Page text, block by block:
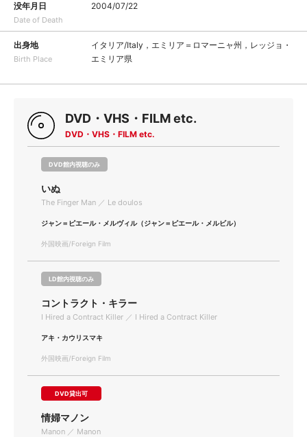
没年月日
Date of Death
2004/07/22
出身地
Birth Place
イタリア/Italy，エミリア＝ロマーニャ州，レッジョ・
エミリア県
DVD・VHS・FILM etc.
DVD・VHS・FILM etc.
DVD館内視聴のみ
いぬ
The Finger Man ／ Le doulos
ジャン＝ピエール・メルヴィル（ジャン＝ピエール・メルビル）
外国映画/Foreign Film
LD館内視聴のみ
コントラクト・キラー
I Hired a Contract Killer ／ I Hired a Contract Killer
アキ・カウリスマキ
外国映画/Foreign Film
DVD貸出可
情婦マノン
Manon ／ Manon